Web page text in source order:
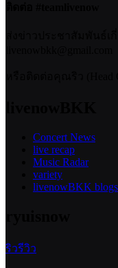
Concert News
live recap
Music Radar
variety
livenowBKK
ริวรีวิว